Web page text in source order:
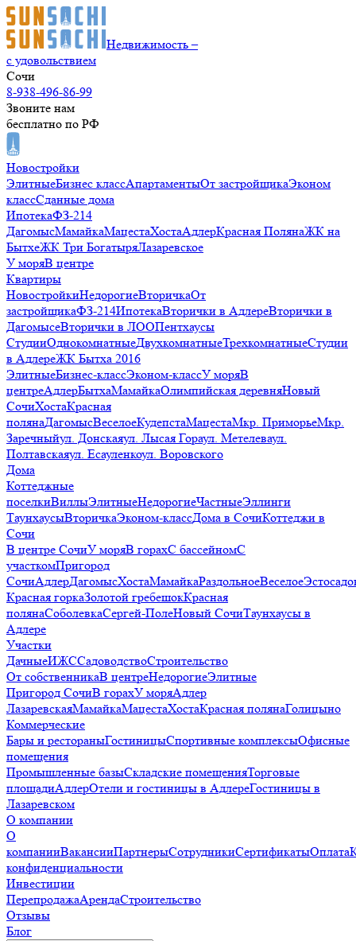
Недвижимость –
с удовольствием
Сочи
8-938-496-86-99
Звоните нам
бесплатно по РФ
Новостройки
ЭлитныеБизнес классАпартаментыОт застройщикаЭконом
классСданные дома
ИпотекаФЗ-214
ДагомысМамайкаМацестаХостаАдлерКрасная ПолянаЖК на
БытхеЖК Три БогатыряЛазаревское
У моряВ центре
Квартиры
НовостройкиНедорогиеВторичкаОт
застройщикаФЗ-214ИпотекаВторички в АдлереВторички в
ДагомысеВторички в ЛООПентхаусы
СтудииОднокомнатныеДвухкомнатныеТрехкомнатныеСтудии
в АдлереЖК Бытха 2016
ЭлитныеБизнес-классЭконом-классУ моряВ
центреАдлерБытхаМамайкаОлимпийская деревняНовый
СочиХостаКрасная
полянаДагомысВеселоеКудепстаМацестаМкр. ПриморьеМкр.
Заречныйул. Донскаяул. Лысая Гораул. Метелеваул.
Полтавскаяул. Есауленкоул. Воровского
Дома
Коттеджные
поселкиВиллыЭлитныеНедорогиеЧастныеЭллинги
ТаунхаусыВторичкаЭконом-классДома в СочиКоттеджи в
Сочи
В центре СочиУ моряВ горахС бассейномС
участкомПригород
СочиАдлерДагомысХостаМамайкаРаздольноеВеселое
Красная горкаЗолотой гребешокКрасная
полянаСоболевкаСергей-ПолеНовый СочиТаунхаусы в
Адлере
Участки
ДачныеИЖССадоводствоСтроительство
От собственникаВ центреНедорогиеЭлитные
Пригород СочиВ горахУ моряАдлер
ЛазаревскаяМамайкаМацестаХостаКрасная полянаГолицыно
Коммерческие
Бары и рестораныГостиницыСпортивные комплексыОфисные
помещения
Промышленные базыСкладские помещенияТорговые
площадиАдлерОтели и гостиницы в АдлереГостиницы в
Лазаревском
О компании
О
компанииВакансииПартнерыСотрудникиСертификатыОплата
конфиденциальности
Инвестиции
ПерепродажаАрендаСтроительство
Отзывы
Блог